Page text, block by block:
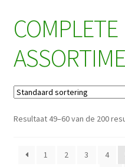
Algemene voorwaarden
COMPLETE
Resultaat 49–60 van de 200
1 2 3 4